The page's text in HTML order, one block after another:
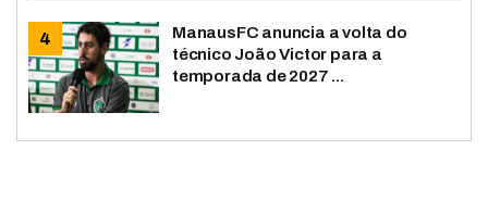
ManausFC anuncia a volta do
técnico João Victor para a
temporada de 2027 ...